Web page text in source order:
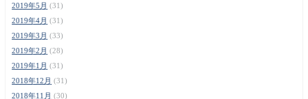
2019年5月 (31)
2019年4月 (31)
2019年3月 (33)
2019年2月 (28)
2019年1月 (31)
2018年12月 (31)
2018年11月 (30)